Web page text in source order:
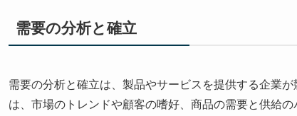
需要の分析と確立
需要の分析と確立は、製品やサービスを提供する企業
は、市場のトレンドや顧客の嗜好、商品の需要と供給